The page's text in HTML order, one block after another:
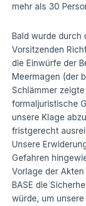
mehr als 30
Bald wurde durch
Vorsitzenden
die Einwürfe der
Meermagen (der
Schlämmer
formaljuristische
unsere Klage
fristgerecht
Unsere
Gefahren
Vorlage der
BASE die
würde, um